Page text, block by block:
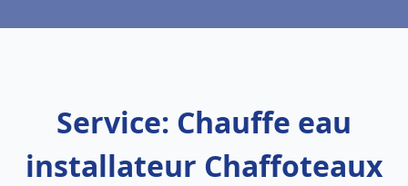
Service: Chauffe eau
installateur Chaffoteaux